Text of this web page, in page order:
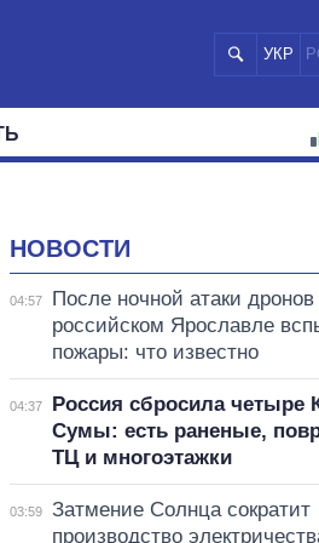
УКР
НОВОСТИ
04:57
После ночной атаки дронов
российском Ярославле
пожары: что известно
04:37
Россия сбросила четыре
Сумы: есть раненые,
ТЦ и многоэтажки
03:59
Затмение Солнца сократит
производство